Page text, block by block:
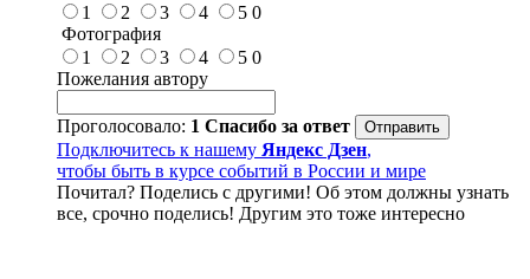
1
2 3 4 5 0
Фотография
1
2 3 4 5 0
Пожелания автору
Проголосовало: 1 Спасибо за ответ
Подключитесь к нашему Яндекс Дзен,
чтобы быть в курсе событий в России и мире
Почитал? Поделись с другими! Об этом должны узнать
все, срочно поделись! Другим это тоже интересно